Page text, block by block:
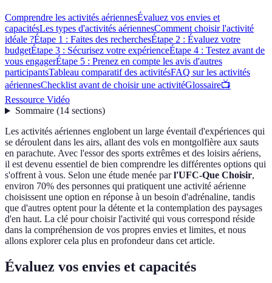
Comprendre les activités aériennesÉvaluez vos envies et
capacitésLes types d'activités aériennesComment choisir l'activité
idéale ?Étape 1 : Faites des recherchesÉtape 2 : Évaluez votre
budgetÉtape 3 : Sécurisez votre expérienceÉtape 4 : Testez avant de
vous engagerÉtape 5 : Prenez en compte les avis d'autres
participantsTableau comparatif des activitésFAQ sur les activités
aériennesChecklist avant de choisir une activitéGlossaire📺
Ressource Vidéo
Sommaire(14 sections)
Les activités aériennes englobent un large éventail d'expériences qui
se déroulent dans les airs, allant des vols en montgolfière aux sauts
en parachute. Avec l'essor des sports extrêmes et des loisirs aériens,
il est devenu essentiel de bien comprendre les différentes options qui
s'offrent à vous. Selon une étude menée parl'UFC-Que Choisir,
environ 70% des personnes qui pratiquent une activité aérienne
choisissent une option en réponse à un besoin d'adrénaline, tandis
que d'autres optent pour la détente et la contemplation des paysages
d'en haut. La clé pour choisir l'activité qui vous correspond réside
dans la compréhension de vos propres envies et limites, et nous
allons explorer cela plus en profondeur dans cet article.
Évaluez vos envies et capacités